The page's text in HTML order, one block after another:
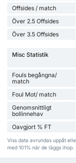
Offsides / match
Över 2.5 Offsides
Över 3.5 Offsides
Misc Statistik
Fouls begångna/
match
Foul Mot/ match
Genomsnittligt
bollinnehav
Oavgjort % FT
Viss data avrundas uppåt
med 101% när de läggs ihop.